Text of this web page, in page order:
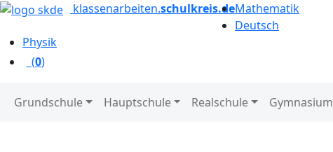
klassenarbeiten.schulkreis.deMathematik
Deutsch
Physik
(0)
Grundschule Hauptschule Realschule
Gymnasium